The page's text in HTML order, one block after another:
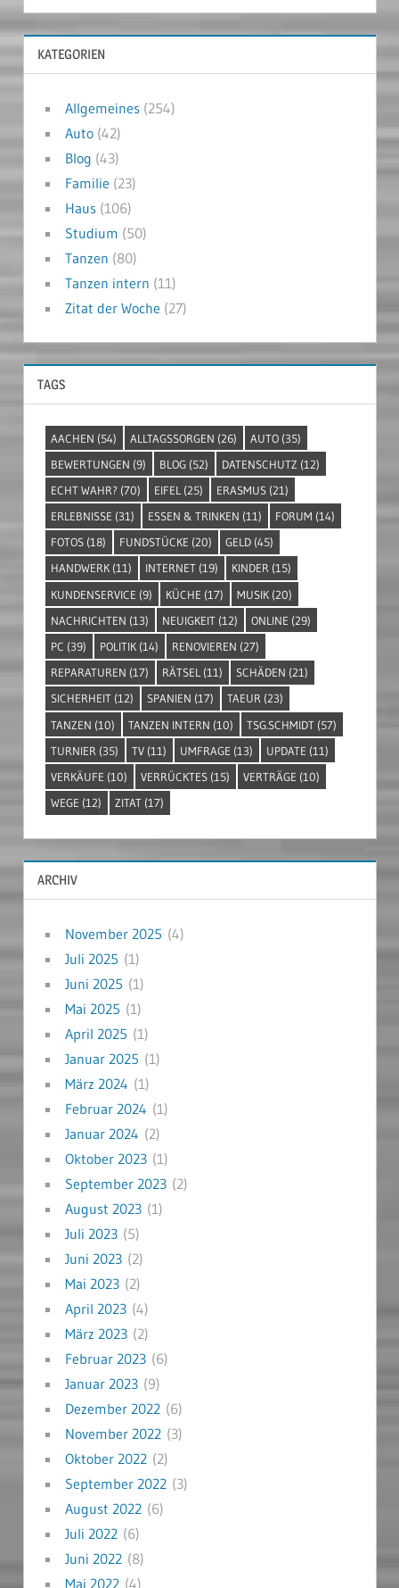
KATEGORIEN
Allgemeines(254)
Auto(42)
Blog (43)
Familie (23)
Haus(106)
Studium (50)
Tanzen (80)
Tanzen intern (11)
Zitat der Woche (27)
TAGS
AACHEN (54) ALLTAGSSORGEN (26) AUTO (35)
BEWERTUNGEN (9) BLOG (52) DATENSCHUTZ (12)
ECHT WAHR? (70) EIFEL (25) ERASMUS (21)
ERLEBNISSE (31) ESSEN & TRINKEN (11) FORUM (14)
FOTOS (18) FUNDSTÜCKE (20) GELD (45)
HANDWERK (11) INTERNET (19) KINDER (15)
KUNDENSERVICE (9) KÜCHE (17) MUSIK (20)
NACHRICHTEN (13) NEUIGKEIT (12) ONLINE (29)
PC (39) POLITIK (14) RENOVIEREN (27)
REPARATUREN (17) RÄTSEL (11) SCHÄDEN (21)
SICHERHEIT (12) SPANIEN (17) TAEUR (23)
TANZEN (10) TANZEN INTERN (10) TSG.SCHMIDT (57)
TURNIER (35) TV (11) UMFRAGE (13) UPDATE (11)
VERKÄUFE (10) VERRÜCKTES (15) VERTRÄGE (10)
WEGE (12) ZITAT (17)
ARCHIV
November 2025 (4)
Juli 2025 (1)
Juni 2025 (1)
Mai 2025 (1)
April 2025 (1)
Januar 2025 (1)
März 2024 (1)
Februar 2024 (1)
Januar 2024 (2)
Oktober 2023(1)
September 2023(2)
August 2023(1)
Juli 2023(5)
Juni 2023(2)
Mai 2023(2)
April 2023(4)
März 2023(2)
Februar 2023(6)
Januar 2023(9)
Dezember 2022(6)
November 2022(3)
Oktober 2022(2)
September 2022(3)
August 2022(6)
Juli 2022(6)
Juni 2022(8)
Mai 2022(4)